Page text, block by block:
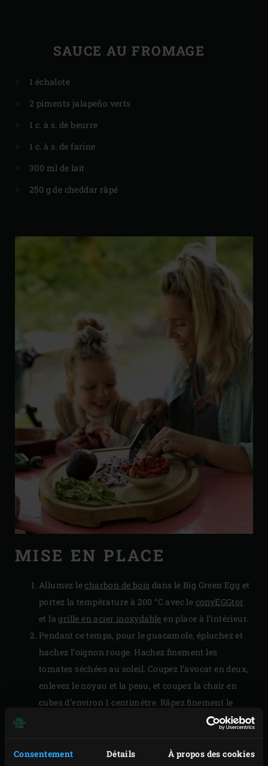
Consentement Détails À propos des cookies
SAUCE AU FROMAGE
1 échalote
2 piments jalapeño verts
1 c. à s. de beurre
1 c. à s. de farine
300 ml de lait
250 g de cheddar râpé
MISE EN PLACE
Allumez lecharbon de bois dans le Big Green Egg et
portez la température à 200 °C avec le convEGGtor
et lagrille en acier inoxydable en place à l’intérieur.
Pendant ce temps, pour le guacamole, épluchez et
hachez l’oignon rouge. Hachez finement les
tomates séchées au soleil. Coupez l’avocat en deux,
enlevez le noyau et la peau, et coupez la chair en
cubes d’environ 1 centimètre. Râpez finement le
zeste de la moitié de citron vert. Mélangez tous les
convenance, et réservez.